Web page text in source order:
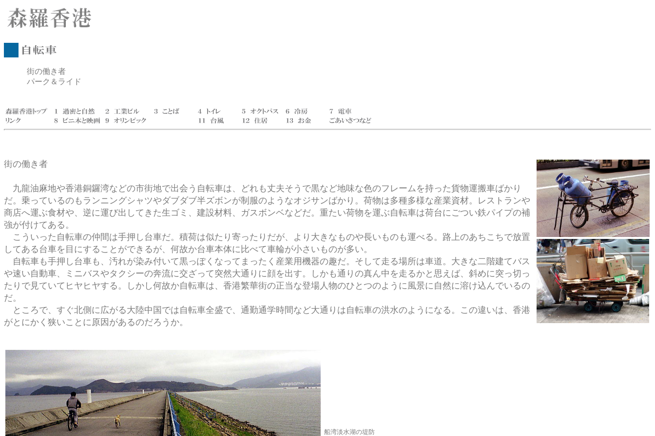
街の働き者
パーク＆ライド
街の働き者
九龍油麻地や香港銅鑼湾などの市街地で出会う自転車は、どれも丈夫そうで黒など地味な色のフレームを持った貨物運搬車ばかり
だ。乗っているのもランニングシャツやダブダブ半ズボンが制服のようなオジサンばかり。荷物は多種多様な産業資材。レストランや
商店へ運ぶ食材や、逆に運び出してきた生ゴミ、建設材料、ガスボンベなどだ。重たい荷物を運ぶ自転車は荷台にごつい鉄パイプの補
強が付けてある。
こういった自転車の仲間は手押し台車だ。積荷は似たり寄ったりだが、より大きなものや長いものも運べる。路上のあちこちで放置
してある台車を目にすることができるが、何故か台車本体に比べて車輪が小さいものが多い。
自転車も手押し台車も、汚れが染み付いて黒っぽくなってまったく産業用機器の趣だ。そして走る場所は車道。大きな二階建てバス
や速い自動車、ミニバスやタクシーの奔流に交ざって突然大通りに顔を出す。しかも通りの真ん中を走るかと思えば、斜めに突っ切っ
たりで見ていてヒヤヒヤする。しかし何故か自転車は、香港繁華街の正当な登場人物のひとつのように風景に自然に溶け込んでいるの
だ。
ところで、すぐ北側に広がる大陸中国では自転車全盛で、通勤通学時間など大通りは自転車の洪水のようになる。この違いは、香港
がとにかく狭いことに原因があるのだろうか。
船湾淡水湖の堤防